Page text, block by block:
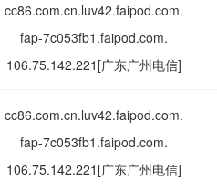
cc86.com.cn.luv42.faipod.com.
fap-7c053fb1.faipod.com.
106.75.142.221[广东广州电信]
cc86.com.cn.luv42.faipod.com.
fap-7c053fb1.faipod.com.
106.75.142.221[广东广州电信]